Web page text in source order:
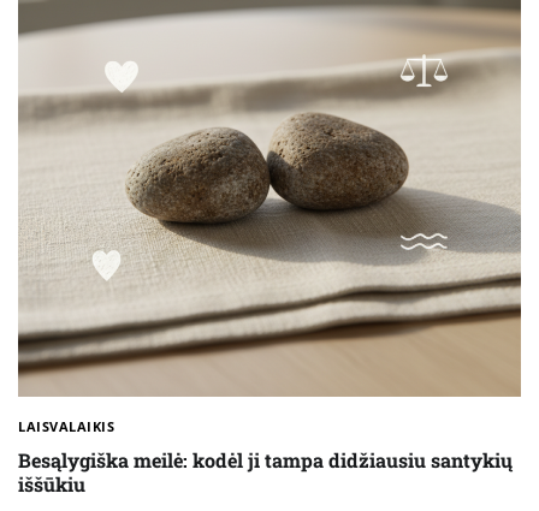
LAISVALAIKIS
Besąlygiška meilė: kodėl ji tampa didžiausiu santykių
iššūkiu